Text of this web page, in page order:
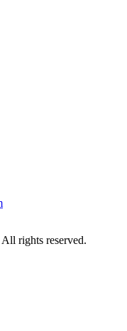
rights reserved.